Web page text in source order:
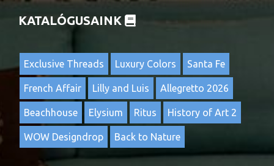
KATALÓGUSAINK
Exclusive Threads Luxury Colors Santa Fe
French Affair Lilly and Luis Allegretto 2026
Beachhouse Elysium Ritus History of Art 2
WOW Designdrop Back to Nature